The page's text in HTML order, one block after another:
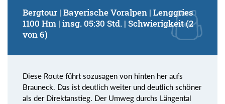
Bergtour | Bayerische Voralpen | Lenggries
1100 Hm | insg. 05:30 Std. | Schwierigkeit (2
von 6)
Diese Route führt sozusagen von hinten her aufs
Brauneck. Das ist deutlich weiter und deutlich schöner
als der Direktanstieg. Der Umweg durchs Längental